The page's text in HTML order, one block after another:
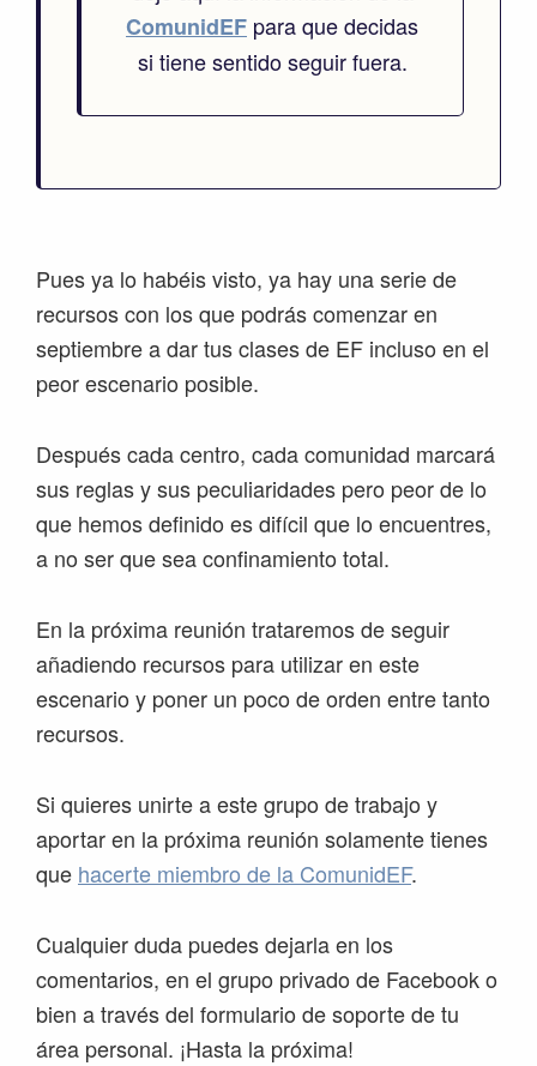
ComunidEF para que decidas
si tiene sentido seguir fuera.
Pues ya lo habéis visto, ya hay una serie de
recursos con los que podrás comenzar en
septiembre a dar tus clases de EF incluso en el
peor escenario posible.
Después cada centro, cada comunidad marcará
sus reglas y sus peculiaridades pero peor de lo
que hemos definido es difícil que lo encuentres,
a no ser que sea confinamiento total.
En la próxima reunión trataremos de seguir
añadiendo recursos para utilizar en este
escenario y poner un poco de orden entre tanto
recursos.
Si quieres unirte a este grupo de trabajo y
aportar en la próxima reunión solamente tienes
que hacerte miembro de la ComunidEF.
Cualquier duda puedes dejarla en los
comentarios, en el grupo privado de Facebook o
bien a través del formulario de soporte de tu
área personal. ¡Hasta la próxima!